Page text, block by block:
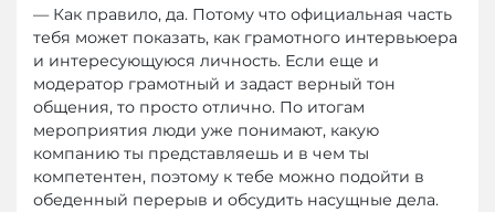
— Как правило, да. Потому что официальная часть
тебя может показать, как грамотного интервьюера
и интересующуюся личность. Если еще и
модератор грамотный и задаст верный тон
общения, то просто отлично. По итогам
мероприятия люди уже понимают, какую
компанию ты представляешь и в чем ты
компетентен, поэтому к тебе можно подойти в
обеденный перерыв и обсудить насущные дела.